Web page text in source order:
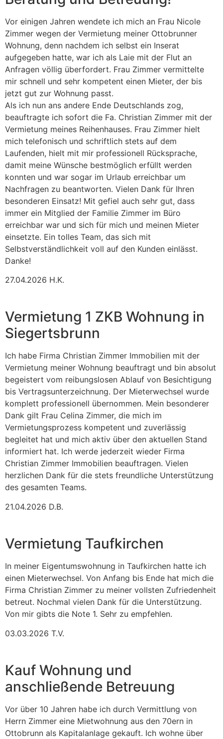
Vor einigen Jahren wendete ich mich an Frau Nicole
Zimmer wegen der Vermietung meiner Ottobrunner
Wohnung, denn nachdem ich selbst ein Inserat
aufgegeben hatte, war ich als Laie mit der Flut an
Anfragen völlig überfordert. Frau Zimmer vermittelte
mir schnell und sehr kompetent einen Mieter, der bis
jetzt gut zur Wohnung passt.
Als ich nun ans andere Ende Deutschlands zog,
beauftragte ich sofort die Fa. Christian Zimmer mit der
Vermietung meines Reihenhauses. Frau Zimmer hielt
mich telefonisch und schriftlich stets auf dem
Laufenden, hielt mit mir professionell Rücksprache,
damit meine Wünsche bestmöglich erfüllt werden
konnten und war sogar im Urlaub erreichbar um
Nachfragen zu beantworten. Vielen Dank für Ihren
besonderen Einsatz! Mit gefiel auch sehr gut, dass
immer ein Mitglied der Familie Zimmer im Büro
erreichbar war und sich für mich und meinen Mieter
einsetzte. Ein tolles Team, das sich mit
Selbstverständlichkeit voll auf den Kunden einlässt.
Danke!
27.04.2026 H.K.
Vermietung 1 ZKB Wohnung in
Siegertsbrunn
Ich habe Firma Christian Zimmer Immobilien mit der
Vermietung meiner Wohnung beauftragt und bin absolut
begeistert vom reibungslosen Ablauf von Besichtigung
bis Vertragsunterzeichnung. Der Mieterwechsel wurde
komplett professionell übernommen. Mein besonderer
Dank gilt Frau Celina Zimmer, die mich im
Vermietungsprozess kompetent und zuverlässig
begleitet hat und mich aktiv über den aktuellen Stand
informiert hat. Ich werde jederzeit wieder Firma
Christian Zimmer Immobilien beauftragen. Vielen
herzlichen Dank für die stets freundliche Unterstützung
des gesamten Teams.
21.04.2026 D.B.
Vermietung Taufkirchen
In meiner Eigentumswohnung in Taufkirchen hatte ich
einen Mieterwechsel. Von Anfang bis Ende hat mich die
Firma Christian Zimmer zu meiner vollsten Zufriedenheit
betreut. Nochmal vielen Dank für die Unterstützung.
Von mir gibts die Note 1. Sehr zu empfehlen.
03.03.2026 T.V.
Kauf Wohnung und
anschließende Betreuung
Vor über 10 Jahren habe ich durch Vermittlung von
Herrn Zimmer eine Mietwohnung aus den 70ern in
Ottobrunn als Kapitalanlage gekauft. Ich wohne über